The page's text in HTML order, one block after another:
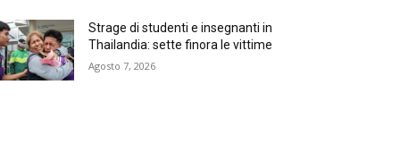
Strage di studenti e insegnanti in
Thailandia: sette finora le vittime
Agosto 7, 2026